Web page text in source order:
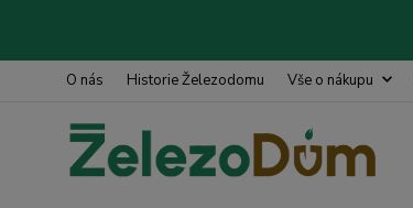
O nás Historie Železodomu Vše o nákupu